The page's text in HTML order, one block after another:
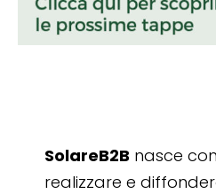
SolareB2B nasce
realizzare e